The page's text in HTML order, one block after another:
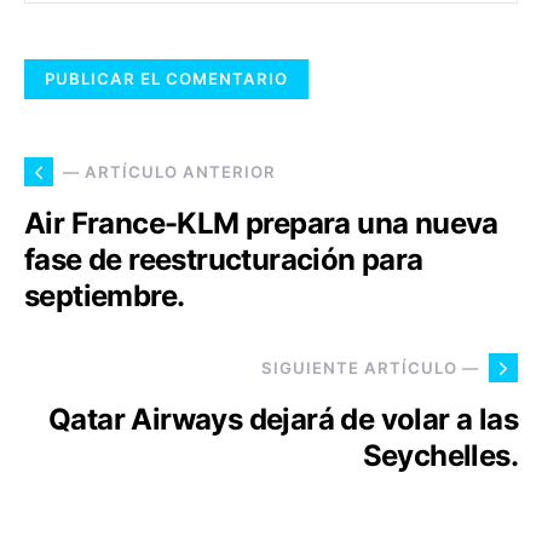
— ARTÍCULO ANTERIOR
Air France-KLM prepara una nueva
fase de reestructuración para
septiembre.
SIGUIENTE ARTÍCULO —
Qatar Airways dejará de volar a las
Seychelles.